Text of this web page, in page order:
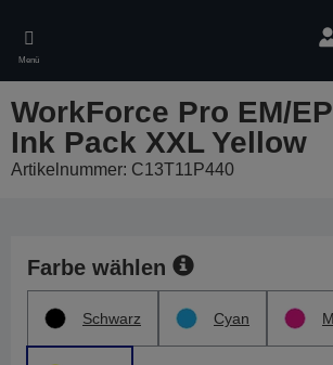
main
content
Menü
WorkForce Pro EM/
Ink Pack XXL Yellow
Artikelnummer: C13T11P440
Farbe wählen
Schwarz Cyan